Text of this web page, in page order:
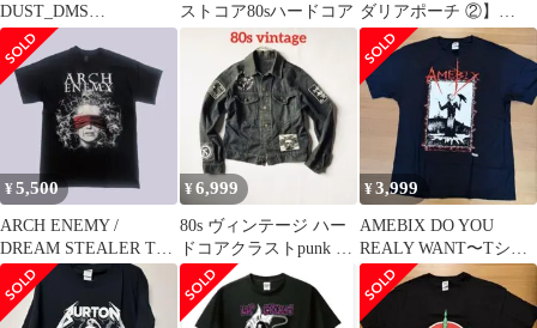
DUST_DMS
CREW_NYHC_限定Tシ
ャツ_新古
ストコア80sハードコア ダリアポーチ ②】
PUNK パンク クラスト
¥5,500
ARCH ENEMY /
DREAM STEALER Tシ
ャツ
¥6,999
80s ヴィンテージ ハー
ドコアクラストpunk G
ジャン GISM ZOUO
¥3,999
AMEBIX DO YOU
REALY WANT〜Tシャ
ツ クラストコア